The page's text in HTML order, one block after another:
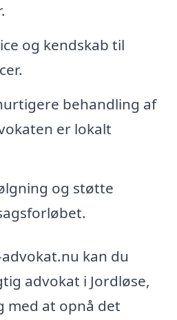
og kendskab til
behandling af
er lokalt
og støtte
kan du
advokat i Jordløse,
med at opnå det